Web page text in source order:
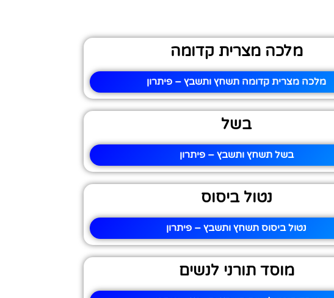
מלכה מצרית קדומה
מלכה מצרית קדומה תשחץ ותשבץ – פיתרון
בשל
בשל תשחץ ותשבץ – פיתרון
נטול ביסוס
נטול ביסוס תשחץ ותשבץ – פיתרון
מוסד תורני לנשים